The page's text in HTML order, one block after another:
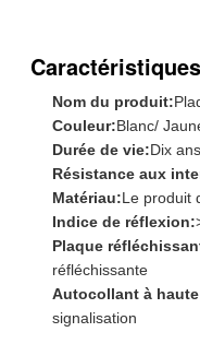
Nom du produit:
Couleur:Blanc/
Durée de vie:Dix ans
Résistance aux
Matériau:Le produit
Indice de réflexion:
Plaque
réfléchissante
Autocollant à
signalisation